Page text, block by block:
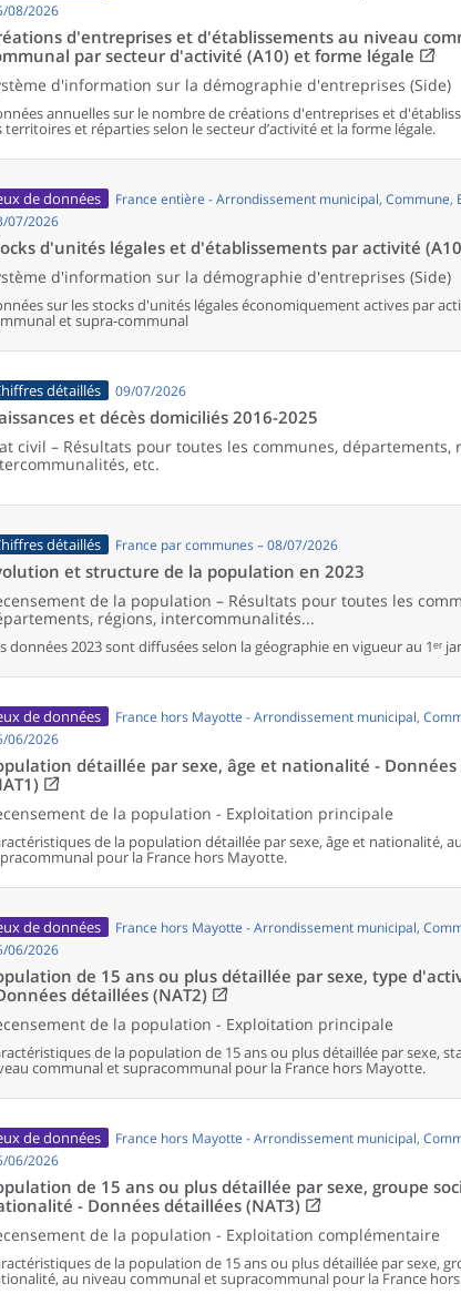
08/2026
d'entreprises et d'établissements au niveau
par secteur d'activité (A10) et forme légale
d'information sur la démographie d'entreprises (Side)
annuelles sur le nombre de créations d'entreprises et
territoires et réparties selon le secteur d’activité et la forme légale.
de données
France entière - Arrondissement municipal, Commune,
07/2026
d'unités légales et d'établissements par activité
d'information sur la démographie d'entreprises (Side)
sur les stocks d'unités légales économiquement actives par
et supra-communal
détaillés 09/07/2026
et décès domiciliés 2016-2025
civil – Résultats pour toutes les communes, départements,
etc.
détaillés France par communes – 08/07/2026
et structure de la population en 2023
de la population – Résultats pour toutes les
régions, intercommunalités...
données 2023 sont diffusées selon la géographie en vigueur au 1ᵉʳ
de données
France hors Mayotte - Arrondissement municipal,
06/2026
détaillée par sexe, âge et nationalité -
de la population - Exploitation principale
de la population détaillée par sexe, âge et nationalité,
pour la France hors Mayotte.
de données
France hors Mayotte - Arrondissement municipal,
06/2026
de 15 ans ou plus détaillée par sexe, type
détaillées (NAT2)
de la population - Exploitation principale
de la population de 15 ans ou plus détaillée par sexe,
communal et supracommunal pour la France hors Mayotte.
de données
France hors Mayotte - Arrondissement municipal,
06/2026
de 15 ans ou plus détaillée par sexe, groupe
- Données détaillées (NAT3)
de la population - Exploitation complémentaire
de la population de 15 ans ou plus détaillée par sexe,
au niveau communal et supracommunal pour la France